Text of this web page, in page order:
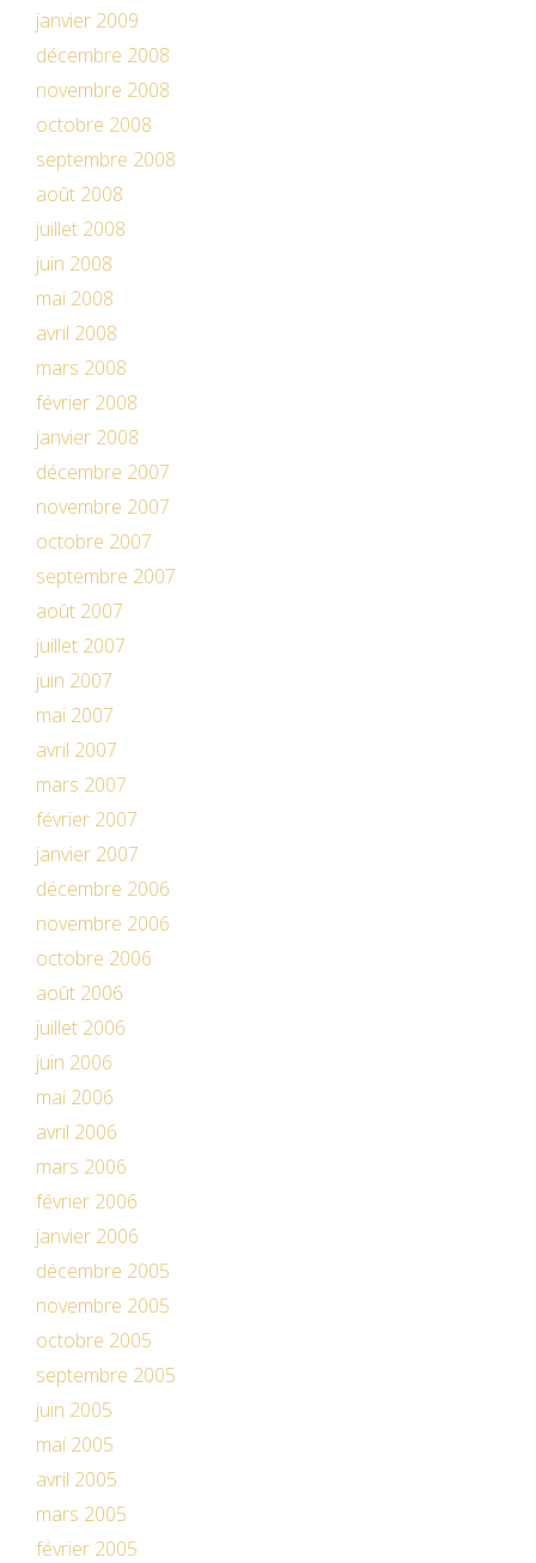
janvier 2009
décembre 2008
novembre 2008
octobre 2008
septembre 2008
août 2008
juillet 2008
juin 2008
mai 2008
avril 2008
mars 2008
février 2008
janvier 2008
décembre 2007
novembre 2007
octobre 2007
septembre 2007
août 2007
juillet 2007
juin 2007
mai 2007
avril 2007
mars 2007
février 2007
janvier 2007
décembre 2006
novembre 2006
octobre 2006
août 2006
juillet 2006
juin 2006
mai 2006
avril 2006
mars 2006
février 2006
janvier 2006
décembre 2005
novembre 2005
octobre 2005
septembre 2005
juin 2005
mai 2005
avril 2005
mars 2005
février 2005